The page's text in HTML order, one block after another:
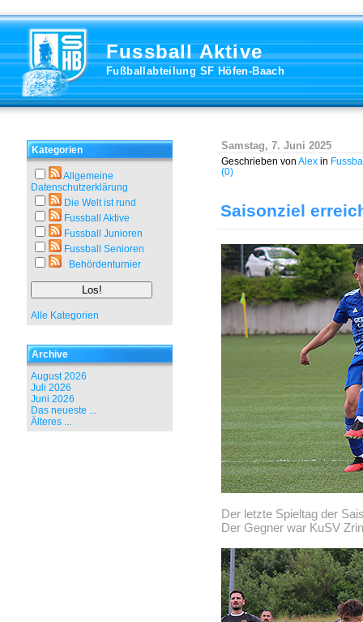
Fussball Aktive
Fußballabteilung SF Höfen-Baach
Kategorien
Allgemeine
Datenschutzerklärung
Die Welt ist rund
Fussball Aktive
Fussball Junioren
Fussball Senioren
Behördenturnier
Alle Kategorien
Archive
August 2026
Juli 2026
Juni 2026
Das neueste ...
Älteres ...
Samstag, 7. Juni 2025
Geschrieben von Alex in
(0)
Saisonziel
Der letzte Spieltag der
Der Gegner war KuSV